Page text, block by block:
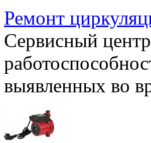
Ремонт
Сервисный
выявленных во